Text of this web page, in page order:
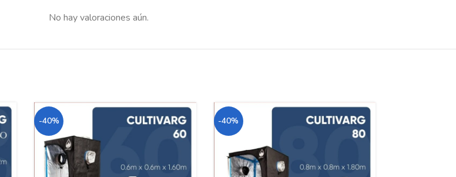
No hay valoraciones aún.
-40% -40%